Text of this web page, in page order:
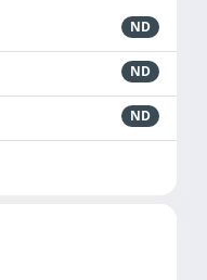
ND
ND
ND